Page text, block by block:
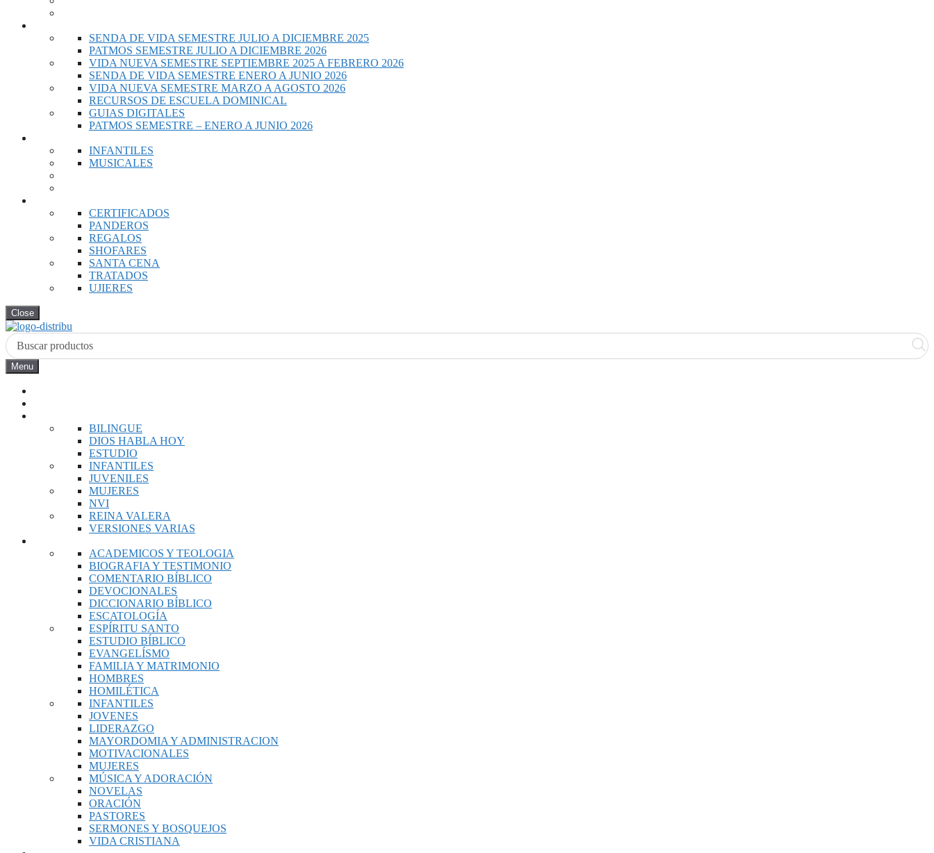
SENDA DE VIDA SEMESTRE JULIO A DICIEMBRE 2025
PATMOS SEMESTRE JULIO A DICIEMBRE 2026
VIDA NUEVA SEMESTRE SEPTIEMBRE 2025 A FEBRERO 2026
SENDA DE VIDA SEMESTRE ENERO A JUNIO 2026
VIDA NUEVA SEMESTRE MARZO A AGOSTO 2026
RECURSOS DE ESCUELA DOMINICAL
GUIAS DIGITALES
PATMOS SEMESTRE – ENERO A JUNIO 2026
INFANTILES
MUSICALES
CERTIFICADOS
PANDEROS
REGALOS
SHOFARES
SANTA CENA
TRATADOS
UJIERES
Close
Menu
BILINGUE
DIOS HABLA HOY
ESTUDIO
INFANTILES
JUVENILES
MUJERES
NVI
REINA VALERA
VERSIONES VARIAS
ACADEMICOS Y TEOLOGIA
BIOGRAFIA Y TESTIMONIO
COMENTARIO BÍBLICO
DEVOCIONALES
DICCIONARIO BÍBLICO
ESCATOLOGÍA
ESPÍRITU SANTO
ESTUDIO BÍBLICO
EVANGELÍSMO
FAMILIA Y MATRIMONIO
HOMBRES
HOMILÉTICA
INFANTILES
JOVENES
LIDERAZGO
MAYORDOMIA Y ADMINISTRACION
MOTIVACIONALES
MUJERES
MÚSICA Y ADORACIÓN
NOVELAS
ORACIÓN
PASTORES
SERMONES Y BOSQUEJOS
VIDA CRISTIANA